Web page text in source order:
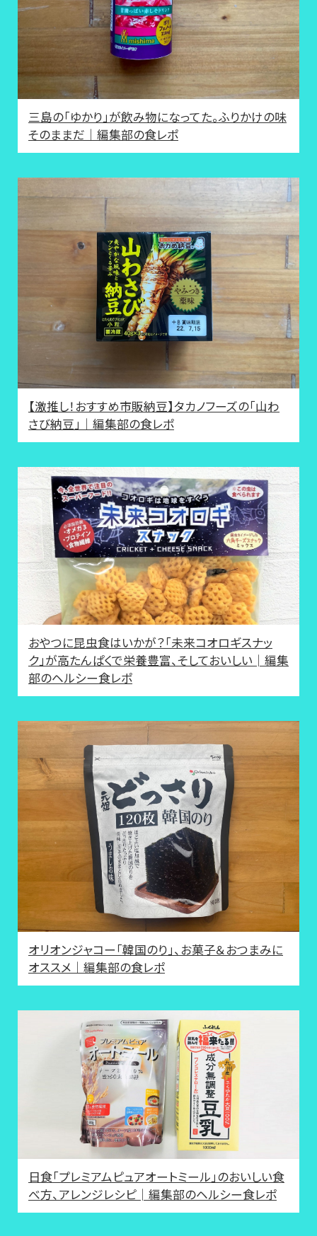
三島の「ゆかり」が飲み物になってた。ふりかけの味
そのままだ｜編集部の食レポ
【激推し！おすすめ市販納豆】タカノフーズの「山わ
さび納豆」｜編集部の食レポ
おやつに昆虫食はいかが？「未来コオロギスナッ
ク」が高たんぱくで栄養豊富、そしておいしい│編集
部のヘルシー食レポ
オリオンジャコー「韓国のり」、お菓子＆おつまみに
オススメ｜編集部の食レポ
日食「プレミアムピュアオートミール」のおいしい食
べ方、アレンジレシピ│編集部のヘルシー食レポ